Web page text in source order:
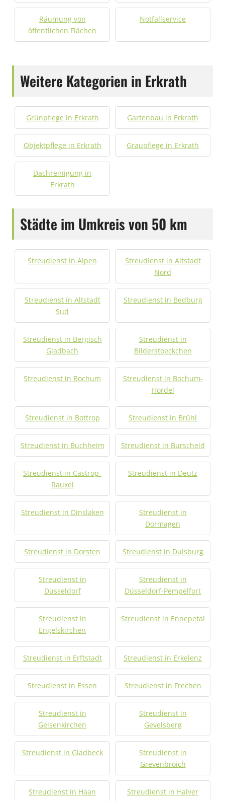
Räumung von
öffentlichen Flächen
Notfallservice
Weitere Kategorien in Erkrath
Grünpflege in Erkrath Gartenbau in Erkrath
Objektpflege in Erkrath Graupflege in Erkrath
Dachreinigung in
Erkrath
Städte im Umkreis von 50 km
Streudienst in Alpen
Streudienst in Altstadt
Nord
Streudienst in Altstadt
Sud
Streudienst in Bedburg
Streudienst in Bergisch
Gladbach
Streudienst in
Bilderstoeckchen
Streudienst in Bochum
Streudienst in Bochum-
Hordel
Streudienst in Bottrop Streudienst in Brühl
Streudienst in Buchheim Streudienst in Burscheid
Streudienst in Castrop-
Rauxel
Streudienst in Deutz
Streudienst in Dinslaken
Streudienst in
Dormagen
Streudienst in Dorsten Streudienst in Duisburg
Streudienst in
Düsseldorf
Streudienst in
Düsseldorf-Pempelfort
Streudienst in
Engelskirchen
Streudienst in Ennepetal
Streudienst in Erftstadt Streudienst in Erkelenz
Streudienst in Essen Streudienst in Frechen
Streudienst in
Gelsenkirchen
Streudienst in
Gevelsberg
Streudienst in Gladbeck
Streudienst in
Grevenbroich
Streudienst in Haan Streudienst in Halver